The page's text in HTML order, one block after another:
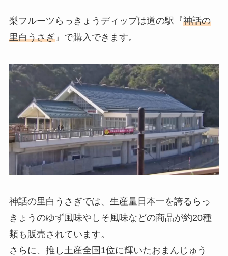
梨フルーツらっきょうディップは道の駅『神話の
里白うさぎ』で購入できます。
神話の里白うさぎでは、生産量日本一を誇るらっ
きょうのゆず風味やしそ風味などの商品が約20種
類も販売されています。
さらに、推し土産全国1位に輝いたおまんじゅう